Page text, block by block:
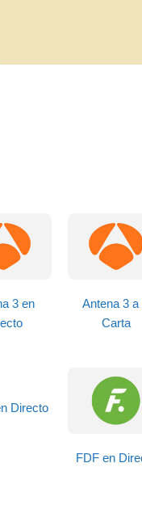
3 en
Antena 3 a
Carta
Directo
FDF en